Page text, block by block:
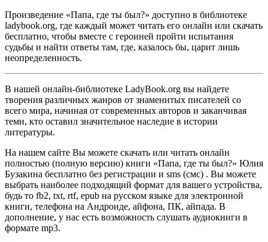
Произведение «Папа, где ты был?» доступно в библиотеке
ladybook.org, где каждый может читать его онлайн или скачать
бесплатно, чтобы вместе с героиней пройти испытания
судьбы и найти ответы там, где, казалось бы, царит лишь
неопределенность.
В нашей онлайн-библиотеке LadyBook.org вы найдете
творения различных жанров от знаменитых писателей со
всего мира, начиная от современных авторов и заканчивая
теми, кто оставил значительное наследие в истории
литературы.
На нашем сайте Вы можете скачать или читать онлайн
полностью (полную версию) книги «Папа, где ты был?» Юлия
Бузакина бесплатно без регистрации и sms (смс) . Вы можете
выбрать наиболее подходящий формат для вашего устройства,
будь то fb2, txt, rtf, epub на русском языке для электронной
книги, телефона на Андроиде, айфона, ПК, айпада. В
дополнение, у нас есть возможность слушать аудиокниги в
формате mp3.